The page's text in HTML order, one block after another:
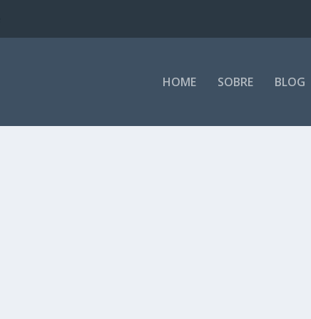
HOME SOBRE BLOG